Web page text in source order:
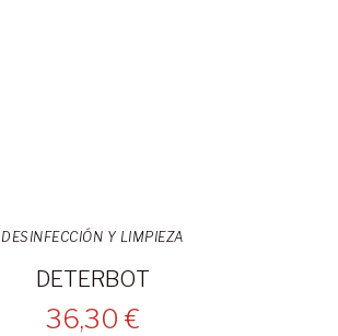
DESINFECCIÓN Y LIMPIEZA
DETERBOT
36,30 €